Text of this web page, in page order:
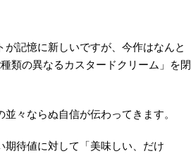
記憶に新しいですが、今作はなんと
類の異なるカスタードクリーム」を閉
々ならぬ自信が伝わってきます。
期待値に対して「美味しい、だけ